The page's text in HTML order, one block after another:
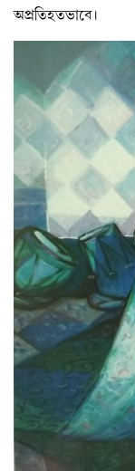
অপ্রতিহতভাবে।